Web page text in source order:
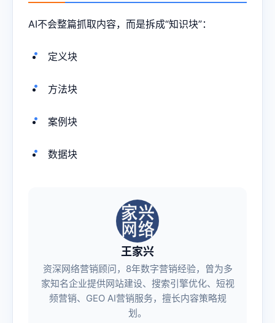
AI不会整篇抓取内容，而是拆成“知识块”：
定义块
方法块
案例块
数据块
王家兴
资深网络营销顾问，8年数字营销经验，曾为多
家知名企业提供网站建设、搜索引擎优化、短视
频营销、GEO AI营销服务，擅长内容策略规
划。